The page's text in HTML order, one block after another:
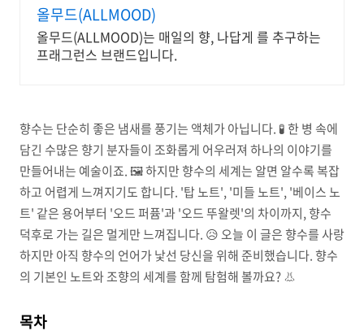
올무드(ALLMOOD)
올무드(ALLMOOD)는 매일의 향, 나답게 를 추구하는
프래그런스 브랜드입니다.
향수는 단순히 좋은 냄새를 풍기는 액체가 아닙니다. 🧪 한 병 속에
담긴 수많은 향기 분자들이 조화롭게 어우러져 하나의 이야기를
만들어내는 예술이죠. 🖼️ 하지만 향수의 세계는 알면 알수록 복잡
하고 어렵게 느껴지기도 합니다. '탑 노트', '미들 노트', '베이스 노
트' 같은 용어부터 '오드 퍼퓸'과 '오드 뚜왈렛'의 차이까지, 향수
덕후로 가는 길은 멀게만 느껴집니다. 😥 오늘 이 글은 향수를 사랑
하지만 아직 향수의 언어가 낯선 당신을 위해 준비했습니다. 향수
의 기본인 노트와 조향의 세계를 함께 탐험해 볼까요? 👃
목차